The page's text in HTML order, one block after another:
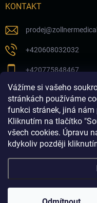
Vážíme si vašeho
stránkách používáme
funkci stránek, jiná
Kliknutím na tlačítko
všech cookies. Úpravu
kdykoliv později
KONTAKT
prodej@
+420608032032
+420775848467
Sledujte nás na
zollnermedical_eu
Copyright 2026